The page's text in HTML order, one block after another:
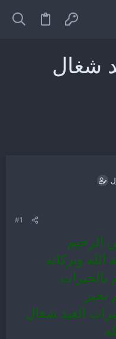
شغال
#1
الرحيم
وبركاته
بالخيرات
بخير
العيد شغال